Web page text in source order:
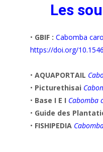
Les
• GBIF : Cabomba
https://doi.org/
• AQUAPORTAIL
• Picturethisai
• Base I E I Cabomba
• Guide des
• FISHIPEDIA